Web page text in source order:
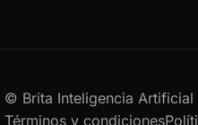
© Brita Inteligencia Artificial
Términos y condiciones